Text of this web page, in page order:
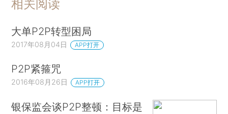
相关阅读
大单P2P转型困局
2017年08月04日 APP打开
P2P紧箍咒
2016年08月26日 APP打开
银保监会谈P2P整顿：目标是